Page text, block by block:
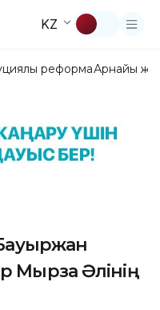
KZ
реформаАрнайы
Мырза Әлінің